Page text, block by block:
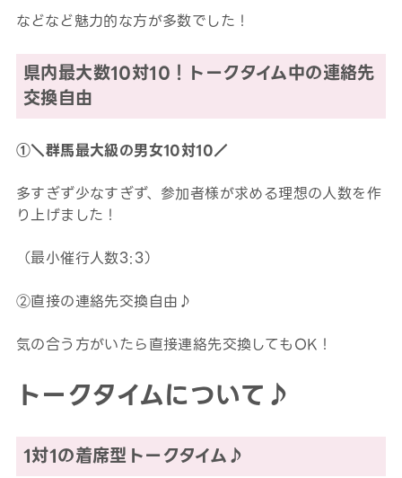
などなど魅力的な方が多数でした！
県内最大数10対10！トークタイム中の連絡先
交換自由
①＼群馬最大級の男女10対10／
多すぎず少なすぎず、参加者様が求める理想の人数を作
り上げました！
（最小催行人数3:3）
②直接の連絡先交換自由♪
気の合う方がいたら直接連絡先交換してもOK！
トークタイムについて♪
1対1の着席型トークタイム♪